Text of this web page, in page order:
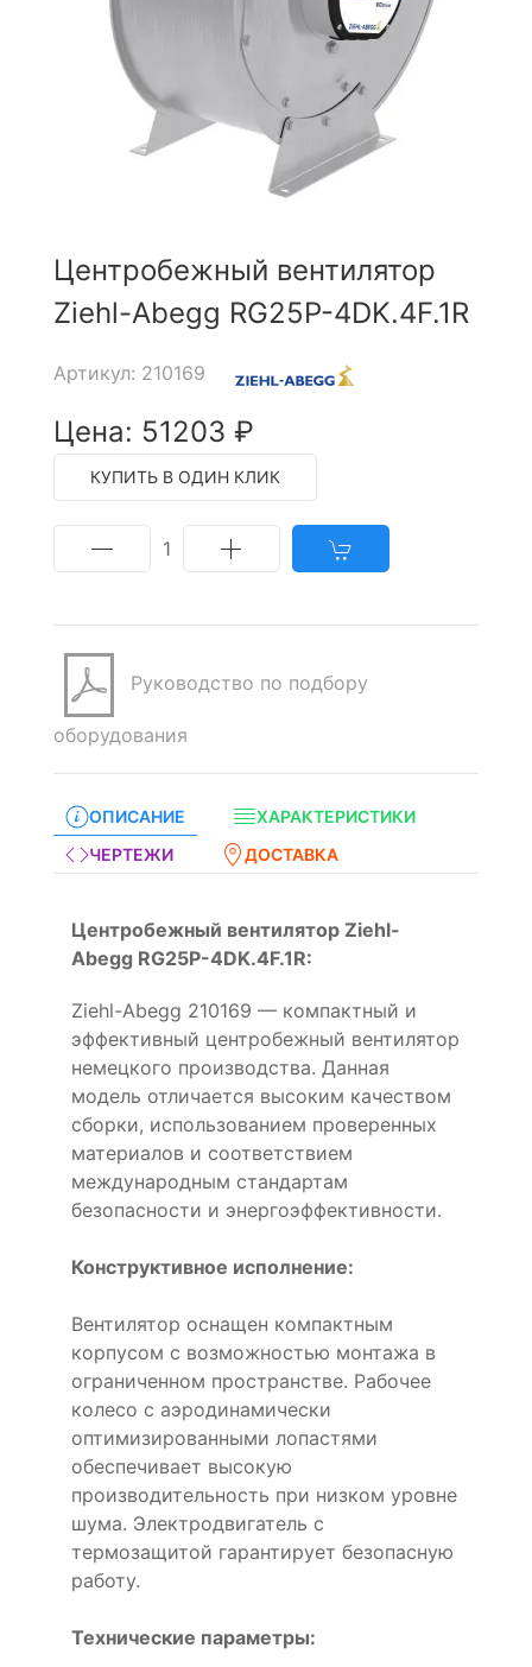
Центробежный вентилятор
Ziehl-Abegg RG25P-4DK.4F.1R
Артикул: 210169
Цена: 51203 ₽
КУПИТЬ В ОДИН КЛИК
1
Руководство по подбору
оборудования
ОПИСАНИЕ
ХАРАКТЕРИСТИКИ
ЧЕРТЕЖИ
ДОСТАВКА
Центробежный вентилятор Ziehl-
Abegg RG25P-4DK.4F.1R:
Ziehl-Abegg 210169 — компактный и
эффективный центробежный вентилятор
немецкого производства. Данная
модель отличается высоким качеством
сборки, использованием проверенных
материалов и соответствием
международным стандартам
безопасности и энергоэффективности.
Конструктивное исполнение:
Вентилятор оснащен компактным
корпусом с возможностью монтажа в
ограниченном пространстве. Рабочее
колесо с аэродинамически
оптимизированными лопастями
обеспечивает высокую
производительность при низком уровне
шума. Электродвигатель с
термозащитой гарантирует безопасную
работу.
Технические параметры: